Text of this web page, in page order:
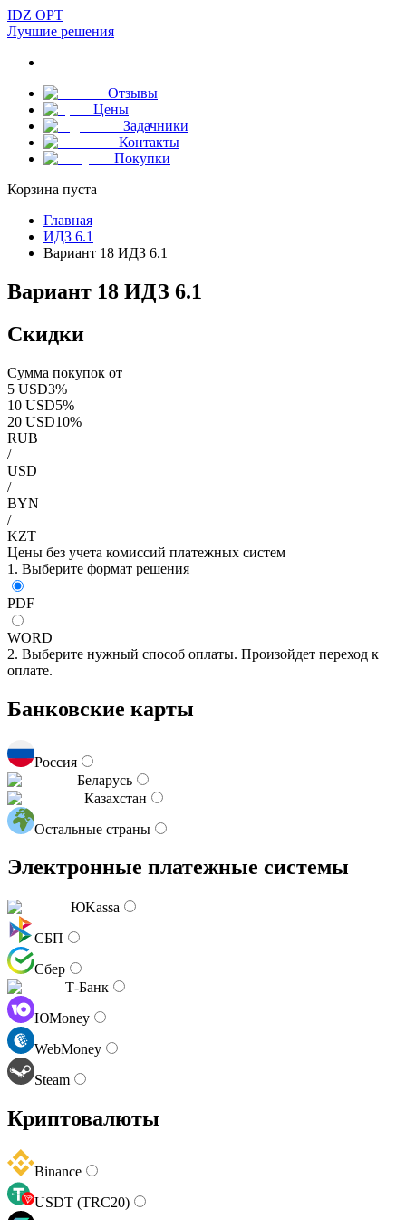
IDZ OPT
Лучшие решения
Отзывы
Цены
Задачники
Контакты
Покупки
Корзина пуста
Главная
ИДЗ 6.1
Вариант 18 ИДЗ 6.1
Вариант 18 ИДЗ 6.1
Скидки
Сумма покупок от
5 USD3%
10 USD5%
20 USD10%
RUB
/
USD
/
BYN
/
KZT
Цены без учета комиссий платежных систем
1. Выберите формат решения
PDF
WORD
2. Выберите нужный способ оплаты. Произойдет переход к
оплате.
Банковские карты
Россия
Беларусь
Казахстан
Остальные страны
Электронные платежные системы
ЮKassa
СБП
Сбер
Т-Банк
ЮMoney
WebMoney
Steam
Криптовалюты
Binance
USDT (TRC20)